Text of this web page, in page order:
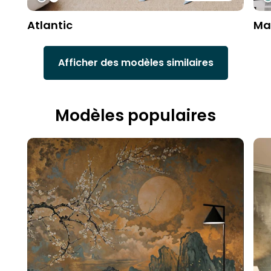
Atlantic
Afficher des modèles similaires
Modèles populaires